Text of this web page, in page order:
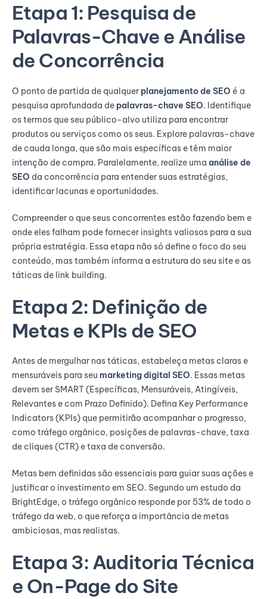
Etapa 1: Pesquisa de
Palavras-Chave e Análise
de Concorrência
O ponto de partida de qualquer planejamento de SEO é a
pesquisa aprofundada de palavras-chave SEO. Identifique
os termos que seu público-alvo utiliza para encontrar
produtos ou serviços como os seus. Explore palavras-chave
de cauda longa, que são mais específicas e têm maior
intenção de compra. Paralelamente, realize uma análise de
SEO da concorrência para entender suas estratégias,
identificar lacunas e oportunidades.
Compreender o que seus concorrentes estão fazendo bem e
onde eles falham pode fornecer insights valiosos para a sua
própria estratégia. Essa etapa não só define o foco do seu
conteúdo, mas também informa a estrutura do seu site e as
táticas de link building.
Etapa 2: Definição de
Metas e KPIs de SEO
Antes de mergulhar nas táticas, estabeleça metas claras e
mensuráveis para seu marketing digital SEO. Essas metas
devem ser SMART (Específicas, Mensuráveis, Atingíveis,
Relevantes e com Prazo Definido). Defina Key Performance
Indicators (KPIs) que permitirão acompanhar o progresso,
como tráfego orgânico, posições de palavras-chave, taxa
de cliques (CTR) e taxa de conversão.
Metas bem definidas são essenciais para guiar suas ações e
justificar o investimento em SEO. Segundo um estudo da
BrightEdge, o tráfego orgânico responde por 53% de todo o
tráfego da web, o que reforça a importância de metas
ambiciosas, mas realistas.
Etapa 3: Auditoria Técnica
e On-Page do Site